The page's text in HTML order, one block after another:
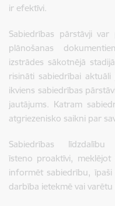
ir efektīvi.
Sabiedrības pārstāvji
plānošanas
izstrādes sākotnējā
risināti sabiedrībai
ikviens sabiedrības
jautājums. Katram
atgriezenisko saikni par
Sabiedrības
īsteno proaktīvi,
informēt sabiedrību,
darbība ietekmē vai